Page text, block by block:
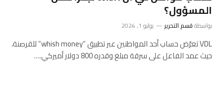
المسؤول؟
بواسطةقسم التحرير يوليو 1, 2024
VDL تعرّض حساب أحد المواطنين عبر تطبيق “whish money” للقرصنة،
حيث عمد الفاعل على سرقة مبلغ وقدره 800 دولار أميركي.…